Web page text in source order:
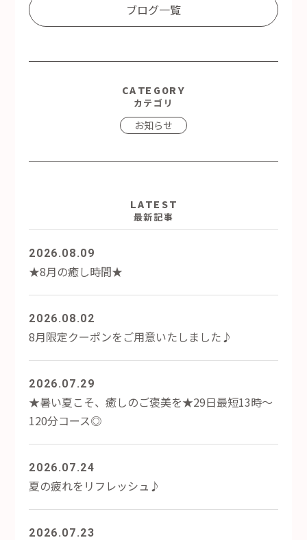
ブログ一覧
CATEGORY
カテゴリ
お知らせ
LATEST
最新記事
2026.08.09
★8月の癒し時間★
2026.08.02
8月限定クーポンをご用意いたしました♪
2026.07.29
★暑い夏こそ、癒しのご褒美を★29日最短13時～
120分コース◎
2026.07.24
夏の疲れをリフレッシュ♪
2026.07.23